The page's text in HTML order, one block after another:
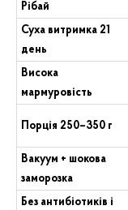
Рібай
Суха витримка 21
день
Висока
мармуровість
Порція 250–350 г
Вакуум + шокова
заморозка
Без антибіотиків і